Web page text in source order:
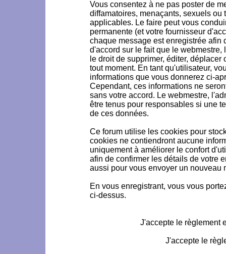
Vous consentez à ne pas poster de
diffamatoires, menaçants, sexuels
applicables. Le faire peut vous
permanente (et votre fournisseur
chaque message est enregistrée afin
d'accord sur le fait que le
le droit de supprimer, éditer,
tout moment. En tant qu'utilisateur,
informations que vous donnerez ci-
Cependant, ces informations ne
sans votre accord. Le webmestre,
être tenus pour responsables si une
de ces données.
Ce forum utilise les cookies pour
cookies ne contiendront aucune
uniquement à améliorer le confort
afin de confirmer les détails de votre
aussi pour vous envoyer un nouveau
En vous enregistrant, vous vous
ci-dessus.
J'accepte le règlement
J'accepte le